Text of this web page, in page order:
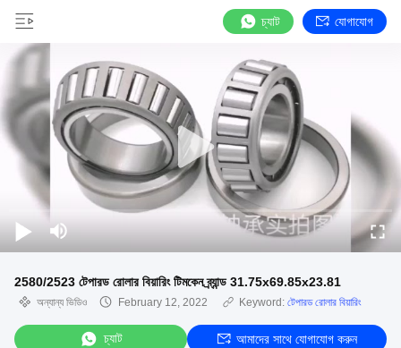
চ্যাট যোগাযোগ
2580/2523 টেপারড রোলার বিয়ারিং টিমকেন ব্র্যান্ড 31.75x69.85x23.81
অন্যান্য ভিডিও February 12, 2022 Keyword: টেপারড রোলার বিয়ারিং
চ্যাট আমাদের সাথে যোগাযোগ করুন